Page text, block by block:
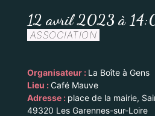
12 avril 2023 à
ASSOCIATION
Organisateur : La Boîte à Gens
Lieu :Café Mauve
Adresse : place de la mairie,
49320 Les Garennes-sur-Loire